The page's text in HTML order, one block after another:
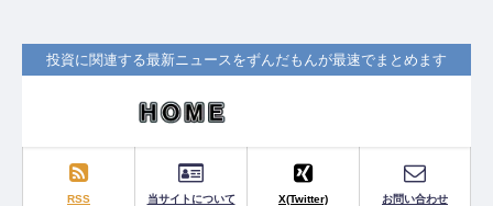
投資に関連する最新ニュースをずんだもんが最速でまとめます
RSS 当サイトについて X(Twitter) お問い合わせ